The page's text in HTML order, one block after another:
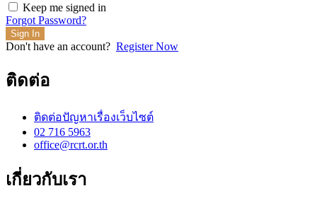
Keep me signed in
Forgot Password?
Sign In
Don't have an account? Register Now
ติดต่อ
ติดต่อปัญหาเรื่องเว็บไซต์
02 716 5963
office@rcrt.or.th
เกี่ยวกับเรา